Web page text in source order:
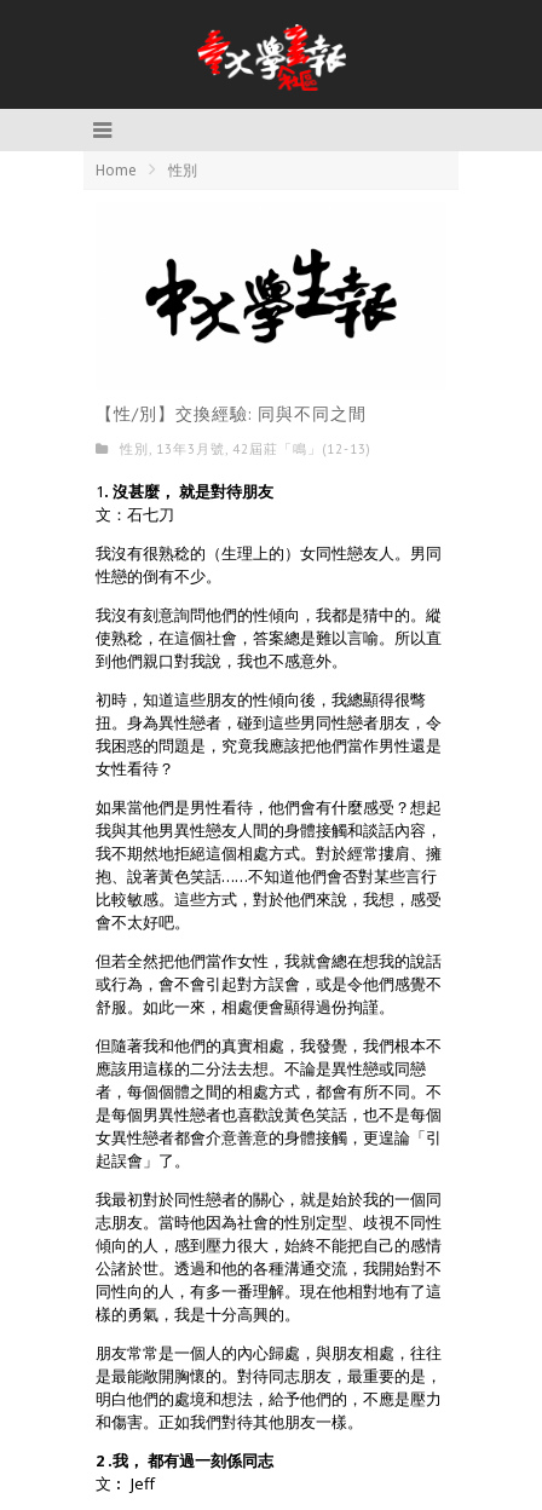
Home 性別
【性/別】交換經驗: 同與不同之間
性別 , 13年3月號 , 42屆莊「鳴」(12-13)
1. 沒甚麼， 就是對待朋友
文：石七刀
我沒有很熟稔的（生理上的）女同性戀友人。男同
性戀的倒有不少。
我沒有刻意詢問他們的性傾向，我都是猜中的。縱
使熟稔，在這個社會，答案總是難以言喻。所以直
到他們親口對我說，我也不感意外。
初時，知道這些朋友的性傾向後，我總顯得很彆
扭。身為異性戀者，碰到這些男同性戀者朋友，令
我困惑的問題是，究竟我應該把他們當作男性還是
女性看待？
如果當他們是男性看待，他們會有什麼感受？想起
我與其他男異性戀友人間的身體接觸和談話內容，
我不期然地拒絕這個相處方式。對於經常摟肩、擁
抱、說著黃色笑話……不知道他們會否對某些言行
比較敏感。這些方式，對於他們來說，我想，感受
會不太好吧。
但若全然把他們當作女性，我就會總在想我的說話
或行為，會不會引起對方誤會，或是令他們感覺不
舒服。如此一來，相處便會顯得過份拘謹。
但隨著我和他們的真實相處，我發覺，我們根本不
應該用這樣的二分法去想。不論是異性戀或同戀
者，每個個體之間的相處方式，都會有所不同。不
是每個男異性戀者也喜歡說黃色笑話，也不是每個
女異性戀者都會介意善意的身體接觸，更遑論「引
起誤會」了。
我最初對於同性戀者的關心，就是始於我的一個同
志朋友。當時他因為社會的性別定型、歧視不同性
傾向的人，感到壓力很大，始終不能把自己的感情
公諸於世。透過和他的各種溝通交流，我開始對不
同性向的人，有多一番理解。現在他相對地有了這
樣的勇氣，我是十分高興的。
朋友常常是一個人的內心歸處，與朋友相處，往往
是最能敞開胸懷的。對待同志朋友，最重要的是，
明白他們的處境和想法，給予他們的，不應是壓力
和傷害。正如我們對待其他朋友一樣。
2 .我， 都有過一刻係同志
文︰ Jeff